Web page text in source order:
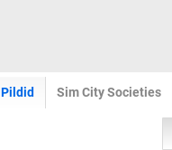
Pildid Sim City Societies